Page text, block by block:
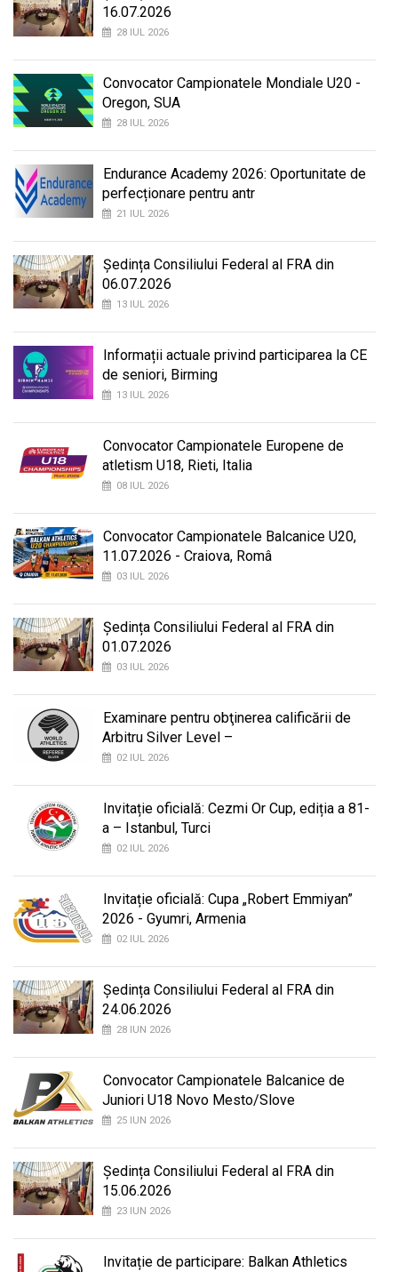
16.07.2026
28 IUL 2026
Convocator Campionatele Mondiale U20 -
Oregon, SUA
28 IUL 2026
Endurance Academy 2026: Oportunitate de
perfecționare pentru antr
21 IUL 2026
Ședința Consiliului Federal al FRA din
06.07.2026
13 IUL 2026
Informații actuale privind participarea la CE
de seniori, Birming
13 IUL 2026
Convocator Campionatele Europene de
atletism U18, Rieti, Italia
08 IUL 2026
Convocator Campionatele Balcanice U20,
11.07.2026 - Craiova, Româ
03 IUL 2026
Ședința Consiliului Federal al FRA din
01.07.2026
03 IUL 2026
Examinare pentru obţinerea calificării de
Arbitru Silver Level –
02 IUL 2026
Invitație oficială: Cezmi Or Cup, ediția a 81-
a – Istanbul, Turci
02 IUL 2026
Invitație oficială: Cupa „Robert Emmiyan”
2026 - Gyumri, Armenia
02 IUL 2026
Ședința Consiliului Federal al FRA din
24.06.2026
28 IUN 2026
Convocator Campionatele Balcanice de
Juniori U18 Novo Mesto/Slove
25 IUN 2026
Ședința Consiliului Federal al FRA din
15.06.2026
23 IUN 2026
Invitație de participare: Balkan Athletics